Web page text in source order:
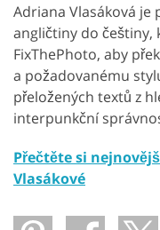
Adriana Vlasáková je
angličtiny do
FixThePhoto, aby
a požadovanému
přeložených textů z
interpunkční
Přečtěte si
Vlasákové